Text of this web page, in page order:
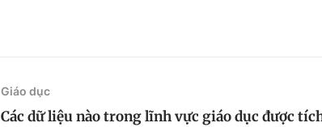
Giáo dục
Các dữ liệu nào trong lĩnh vực giáo dục được